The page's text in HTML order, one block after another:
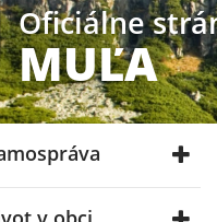
Oficiálne
MUĽA